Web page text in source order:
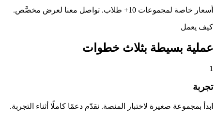
أسعار خاصة لمجموعات 10+ طلاب. تواصل معنا لعرض مخصَّص.
كيف يعمل
عملية بسيطة بثلاث خطوات
1
تجربة
ابدأ بمجموعة صغيرة لاختبار المنصة. نقدّم دعمًا كاملًا أثناء التجربة.